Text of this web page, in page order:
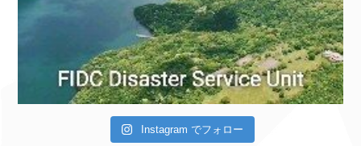
Instagram でフォロー